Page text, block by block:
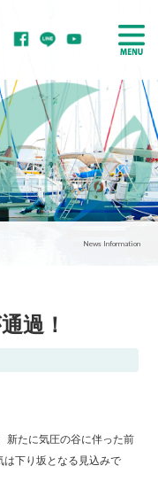
ボート・ヨットを
借りたい
News Information
過！
新たに気圧の谷に伴った前
は下り坂となる見込みで